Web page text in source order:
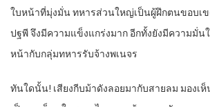
ใบหน้าที่มุ่งมั่น ทหารส่วนใหญ่เป็นผู้ฝึกตนขอบเ
ปฐพี จึงมีความแข็งแกร่งมาก อีกทั้งยังมีความมั่
หน้ากับกลุ่มทหารรับจ้างพเนจร
ทันใดนั้น! เสียงกีบม้าดังลอยมากับสายลม มองเ